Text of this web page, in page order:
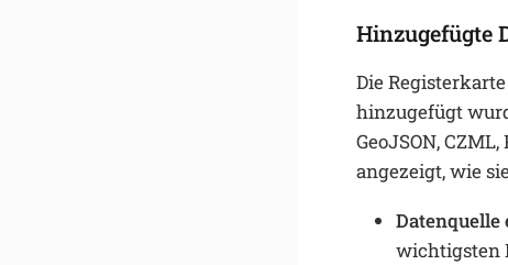
Hinzugefügte
Die Registerkarte
hinzugefügt
GeoJSON,
angezeigt, wie
Datenquelle
wichtigsten